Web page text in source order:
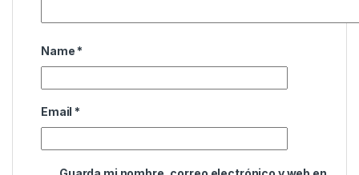
Name *
Email *